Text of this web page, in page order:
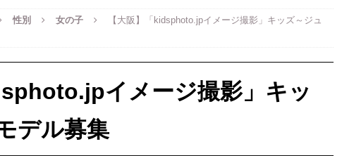
ュニアブランド「ALGY(アルジー)」公式サポータージュニアモデル募集 キッズモ
オンモール多摩平の森」ファッションショー参加キッズモデル募集｜関東東京
性別 女の子
【大阪】「kidsphoto.jpイメージ撮影」キッズ～ジュ
イメージ撮影」キッ
デル募集